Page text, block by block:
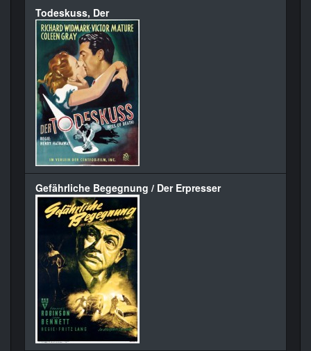
Todeskuss, Der
Gefährliche Begegnung / Der Erpresser